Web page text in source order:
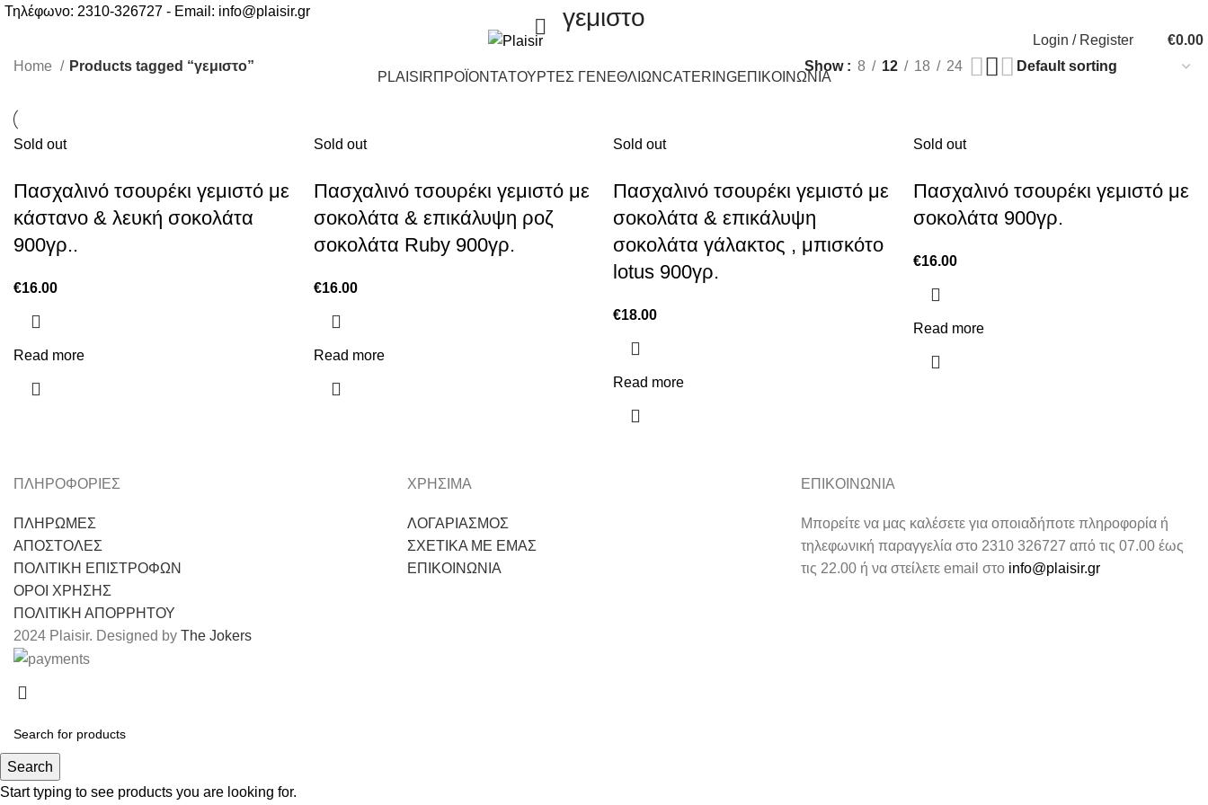
Τηλέφωνο: 2310-326727 - Email: info@plaisir.gr
Login / Register
€0.00
PLAISIRΠΡΟΪΟΝΤΑΤΟΥΡΤΕΣ ΓΕΝΕΘΛΙΩΝCATERINGΕΠΙΚΟΙΝΩΝΙΑ
γεμιστο
Home Products tagged “γεμιστο” Show 8 12 18 24
Sold out
Πασχαλινό τσουρέκι γεμιστό με
κάστανο & λευκή σοκολάτα
900γρ..
€16.00
Read more
Sold out
Πασχαλινό τσουρέκι γεμιστό με
σοκολάτα & επικάλυψη ροζ
σοκολάτα Ruby 900γρ.
€16.00
Read more
Sold out
Πασχαλινό τσουρέκι γεμιστό με
σοκολάτα & επικάλυψη
σοκολάτα γάλακτος , μπισκότο
lotus 900γρ.
€18.00
Read more
Sold out
Πασχαλινό τσουρέκι γεμιστό με
σοκολάτα 900γρ.
€16.00
Read more
ΠΛΗΡΟΦΟΡΙΕΣ
ΠΛΗΡΩΜΕΣ
ΑΠΟΣΤΟΛΕΣ
ΠΟΛΙΤΙΚΗ ΕΠΙΣΤΡΟΦΩΝ
ΟΡΟΙ ΧΡΗΣΗΣ
ΠΟΛΙΤΙΚΗ ΑΠΟΡΡΗΤΟΥ
ΧΡΗΣΙΜΑ
ΛΟΓΑΡΙΑΣΜΟΣ
ΣΧΕΤΙΚΑ ΜΕ ΕΜΑΣ
ΕΠΙΚΟΙΝΩΝΙΑ
ΕΠΙΚΟΙΝΩΝΙΑ
Μπορείτε να μας καλέσετε για οποιαδήποτε πληροφορία ή
τηλεφωνική παραγγελία στο 2310 326727 από τις 07.00 έως
τις 22.00 ή να στείλετε email στο info@plaisir.gr
2024 Plaisir. Designed by The Jokers
Search
Start typing to see products you are looking for.